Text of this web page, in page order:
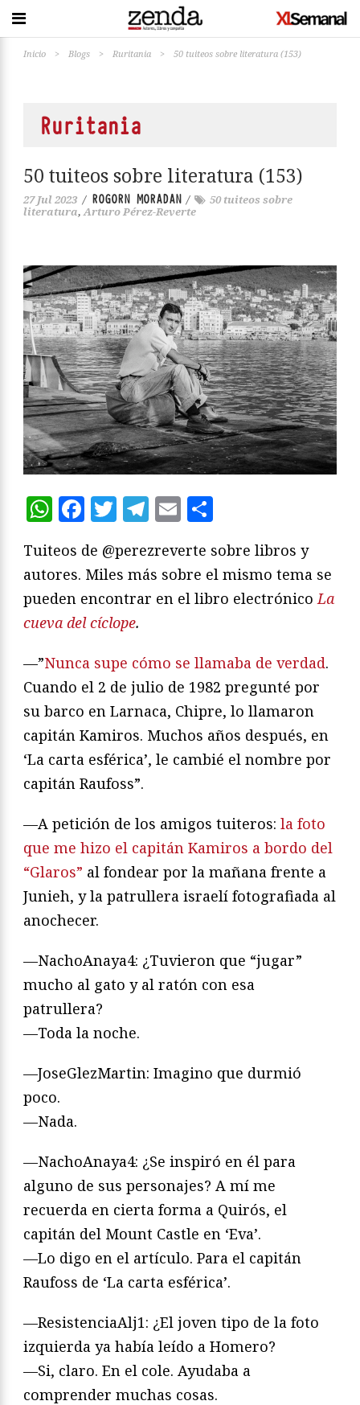
Inicio > Blogs > Ruritania > 50 tuiteos sobre literatura (153)
Ruritania
50 tuiteos sobre literatura (153)
27 Jul 2023 / ROGORN MORADAN /
50 tuiteos sobre
literatura, Arturo Pérez-Reverte
WhatsApp
Facebook
Twitter
Telegram
Email
Tuiteos de @perezreverte sobre libros y
autores. Miles más sobre el mismo tema se
pueden encontrar en el libro electrónico La
cueva del cíclope.
—”Nunca supe cómo se llamaba de verdad.
Cuando el 2 de julio de 1982 pregunté por
su barco en Larnaca, Chipre, lo llamaron
capitán Kamiros. Muchos años después, en
‘La carta esférica’, le cambié el nombre por
capitán Raufoss”.
—A petición de los amigos tuiteros: la foto
que me hizo el capitán Kamiros a bordo del
“Glaros” al fondear por la mañana frente a
Junieh, y la patrullera israelí fotografiada al
anochecer.
—NachoAnaya4: ¿Tuvieron que “jugar”
mucho al gato y al ratón con esa
patrullera?
—Toda la noche.
—JoseGlezMartin: Imagino que durmió
poco.
—Nada.
—NachoAnaya4: ¿Se inspiró en él para
alguno de sus personajes? A mí me
recuerda en cierta forma a Quirós, el
capitán del Mount Castle en ‘Eva’.
—Lo digo en el artículo. Para el capitán
Raufoss de ‘La carta esférica’.
—ResistenciaAlj1: ¿El joven tipo de la foto
izquierda ya había leído a Homero?
—Si, claro. En el cole. Ayudaba a
comprender muchas cosas.